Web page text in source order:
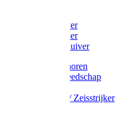
Mestschuiver
Mestschraper
Sneeuwschuiver
Zeis toebehoren
Baggergereedschap
Wetstenen / Zeisstrijker